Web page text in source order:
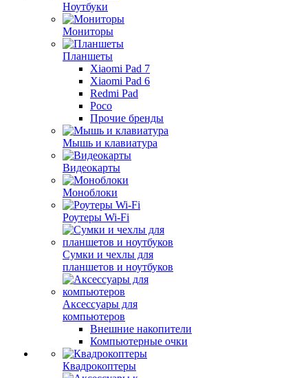
Ноутбуки
Мониторы
Планшеты
Xiaomi Pad 7
Xiaomi Pad 6
Redmi Pad
Poco
Прочие бренды
Мышь и клавиатура
Видеокарты
Моноблоки
Роутеры Wi-Fi
Сумки и чехлы для
планшетов и ноутбуков
Аксессуары для
компьютеров
Внешние накопители
Компьютерные очки
Квадрокоптеры